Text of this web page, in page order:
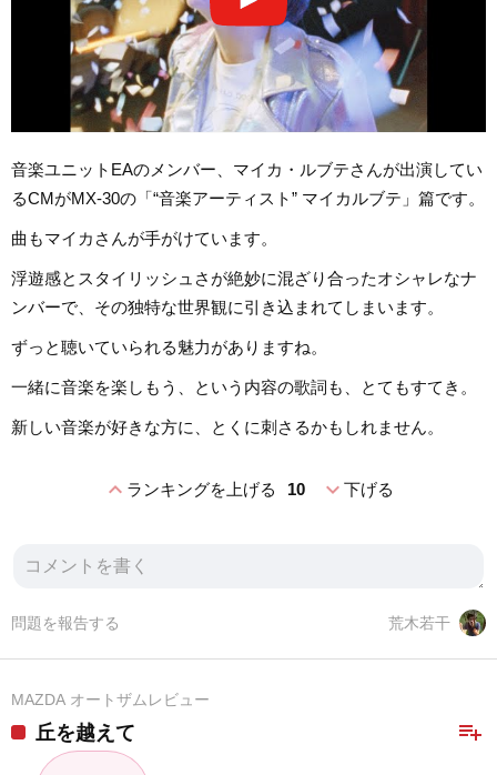
音楽ユニットEAのメンバー、マイカ・ルブテさんが出演してい
るCMがMX-30の「“音楽アーティスト” マイカルブテ」篇です。
曲もマイカさんが手がけています。
浮遊感とスタイリッシュさが絶妙に混ざり合ったオシャレなナ
ンバーで、その独特な世界観に引き込まれてしまいます。
ずっと聴いていられる魅力がありますね。
一緒に音楽を楽しもう、という内容の歌詞も、とてもすてき。
新しい音楽が好きな方に、とくに刺さるかもしれません。
expand_lessランキングを上げる 10 expand_more下げる
荒木若干
問題を報告する
MAZDA オートザムレビュー
playlist_add
丘を越えて